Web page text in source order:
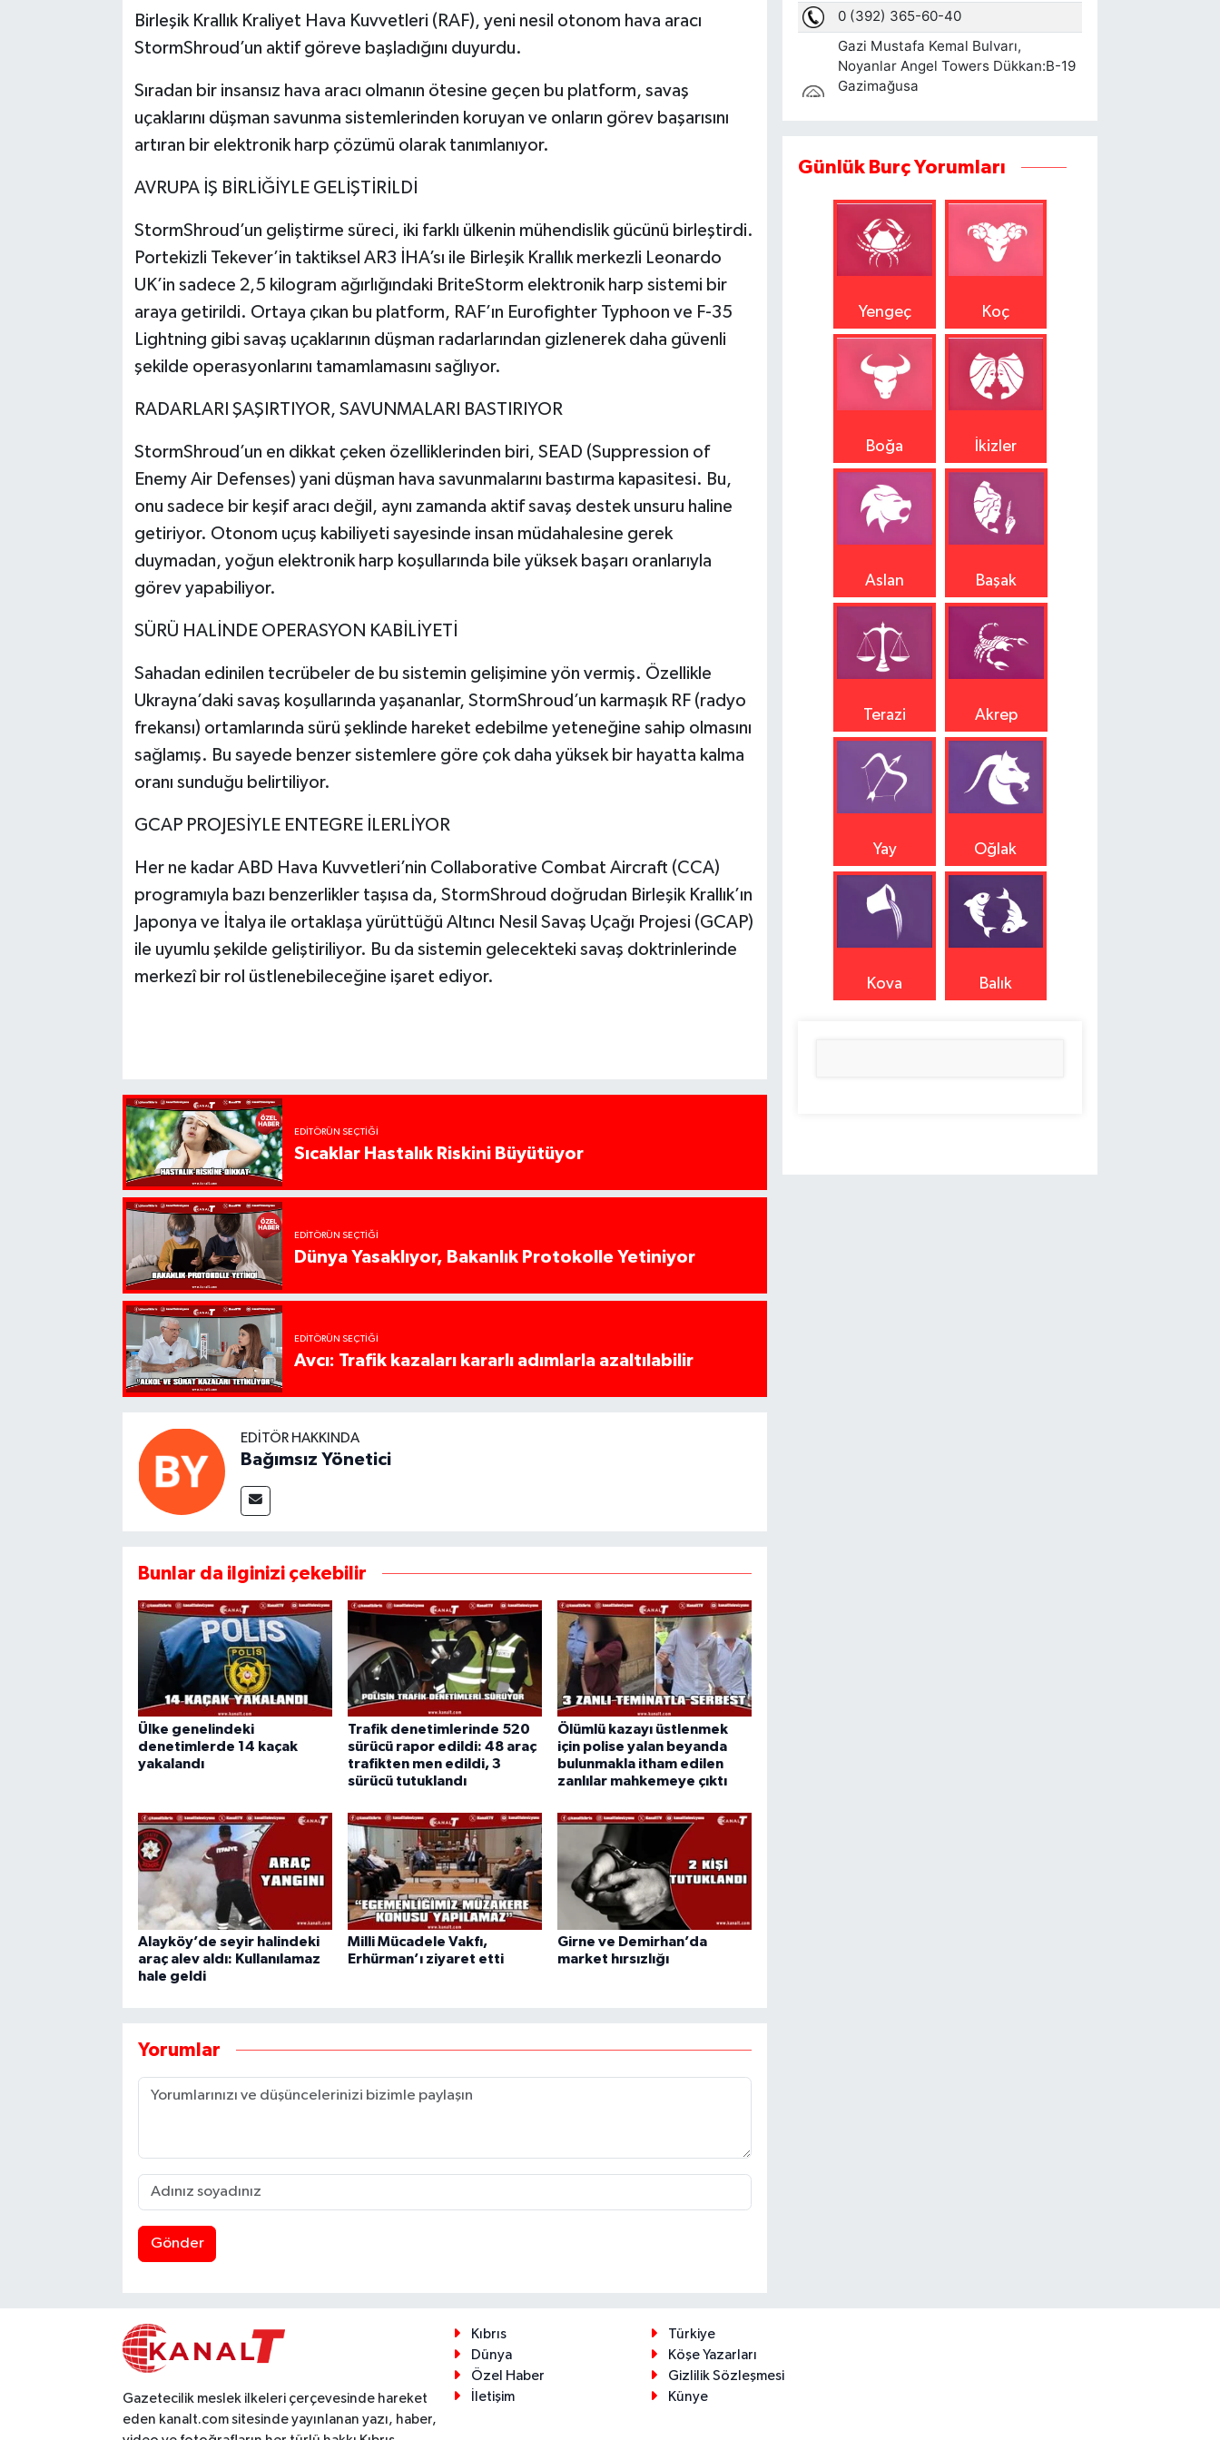
Birleşik Krallık Kraliyet Hava Kuvvetleri (RAF), yeni nesil otonom hava aracı
StormShroud’un aktif göreve başladığını duyurdu.
Sıradan bir insansız hava aracı olmanın ötesine geçen bu platform, savaş
uçaklarını düşman savunma sistemlerinden koruyan ve onların görev başarısını
artıran bir elektronik harp çözümü olarak tanımlanıyor.
AVRUPA İŞ BİRLİĞİYLE GELİŞTİRİLDİ
StormShroud’un geliştirme süreci, iki farklı ülkenin mühendislik gücünü birleştirdi.
Portekizli Tekever’in taktiksel AR3 İHA’sı ile Birleşik Krallık merkezli Leonardo
UK’in sadece 2,5 kilogram ağırlığındaki BriteStorm elektronik harp sistemi bir
araya getirildi. Ortaya çıkan bu platform, RAF’ın Eurofighter Typhoon ve F-35
Lightning gibi savaş uçaklarının düşman radarlarından gizlenerek daha güvenli
şekilde operasyonlarını tamamlamasını sağlıyor.
RADARLARI ŞAŞIRTIYOR, SAVUNMALARI BASTIRIYOR
StormShroud’un en dikkat çeken özelliklerinden biri, SEAD (Suppression of
Enemy Air Defenses) yani düşman hava savunmalarını bastırma kapasitesi. Bu,
onu sadece bir keşif aracı değil, aynı zamanda aktif savaş destek unsuru haline
getiriyor. Otonom uçuş kabiliyeti sayesinde insan müdahalesine gerek
duymadan, yoğun elektronik harp koşullarında bile yüksek başarı oranlarıyla
görev yapabiliyor.
SÜRÜ HALİNDE OPERASYON KABİLİYETİ
Sahadan edinilen tecrübeler de bu sistemin gelişimine yön vermiş. Özellikle
Ukrayna’daki savaş koşullarında yaşananlar, StormShroud’un karmaşık RF (radyo
frekansı) ortamlarında sürü şeklinde hareket edebilme yeteneğine sahip olmasını
sağlamış. Bu sayede benzer sistemlere göre çok daha yüksek bir hayatta kalma
oranı sunduğu belirtiliyor.
GCAP PROJESİYLE ENTEGRE İLERLİYOR
Her ne kadar ABD Hava Kuvvetleri’nin Collaborative Combat Aircraft (CCA)
programıyla bazı benzerlikler taşısa da, StormShroud doğrudan Birleşik Krallık’ın
Japonya ve İtalya ile ortaklaşa yürüttüğü Altıncı Nesil Savaş Uçağı Projesi (GCAP)
ile uyumlu şekilde geliştiriliyor. Bu da sistemin gelecekteki savaş doktrinlerinde
merkezî bir rol üstlenebileceğine işaret ediyor.
EDITÖRÜN SEÇTIĞI
Sıcaklar Hastalık Riskini Büyütüyor
EDITÖRÜN SEÇTIĞI
Dünya Yasaklıyor, Bakanlık Protokolle Yetiniyor
EDITÖRÜN SEÇTIĞI
Avcı: Trafik kazaları kararlı adımlarla azaltılabilir
EDITÖR HAKKINDA
Bağımsız Yönetici
Bunlar da ilginizi çekebilir
Ülke genelindeki
denetimlerde 14 kaçak
yakalandı
Trafik denetimlerinde 520
sürücü rapor edildi: 48 araç
trafikten men edildi, 3
sürücü tutuklandı
Ölümlü kazayı üstlenmek
için polise yalan beyanda
bulunmakla itham edilen
zanlılar mahkemeye çıktı
Alayköy’de seyir halindeki
araç alev aldı: Kullanılamaz
hale geldi
Milli Mücadele Vakfı,
Erhürman’ı ziyaret etti
Girne ve Demirhan’da
market hırsızlığı
Yorumlar
Gönder
Günlük Burç Yorumları
Yengeç Koç
Boğa İkizler
Aslan Başak
Terazi Akrep
Yay Oğlak
Kova Balık
Gazetecilik meslek ilkeleri çerçevesinde hareket
eden kanalt.com sitesinde yayınlanan yazı, haber,
Kıbrıs
Türkiye
Dünya
Köşe Yazarları
Özel Haber
Gizlilik Sözleşmesi
İletişim
Künye